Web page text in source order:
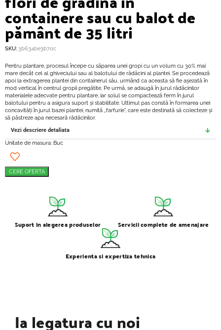
containere sau cu balot de
pământ de 35 litri
SKU: 3b634be3b70c
Pentru plantare, procesul începe cu săparea unei gropi cu un volum cu 30% mai
mare decât cel al ghiveciului sau al balotului de rădăcini al plantei. Se procedează
apoi la extragerea plantei din containerul său, urmând ca aceasta să fie așezată în
mod vertical în centrul gropii pregătite. Pe urmă, se adaugă în jurul rădăcinilor
materialele adecvate pentru plantare, iar solul se compactează ferm în jurul
balotului pentru a asigura suport și stabilitate. Ultimul pas constă în formarea unei
concavități în jurul bazei plantei, numită „farfurie”, care este destinată să colecteze și
să păstreze apa necesară rădăcinilor.
Vezi descriere detaliata
Unitate de masura: Buc
CERE OFERTA
Suport in alegerea produselor Servicii complete de amenajare
Experienta si expertiza tehnica
Ia legatura cu noi